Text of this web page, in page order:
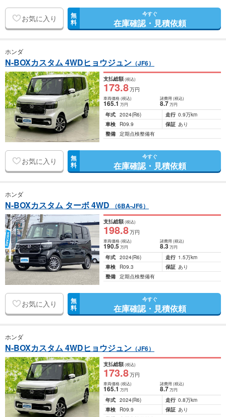
お気に入り 無
料
今すぐ
在庫確認・見積依頼
ホンダ
N-BOXカスタム 4WDヒョウジュン （JF6）
支払総額(税込)
173.8万円
車両価格(税込)
165.1万円
諸費用 (税込)
8.7 万円
年式 2024(R6) 走行 0.9万km
車検
R09.9 保証 あり
整備 定期点検整備有
お気に入り 無
料
今すぐ
在庫確認・見積依頼
ホンダ
N-BOXカスタム ターボ 4WD （6BA-JF6）
支払総額(税込)
198.8万円
車両価格(税込)
190.5万円
諸費用 (税込)
8.3 万円
年式 2024(R6) 走行 1.5万km
車検
R09.3 保証 あり
整備 定期点検整備有
お気に入り 無
料
今すぐ
在庫確認・見積依頼
ホンダ
N-BOXカスタム 4WDヒョウジュン （JF6）
支払総額(税込)
173.8万円
車両価格(税込)
165.1万円
諸費用 (税込)
8.7 万円
年式 2024(R6) 走行 0.8万km
車検
R09.9 保証 あり